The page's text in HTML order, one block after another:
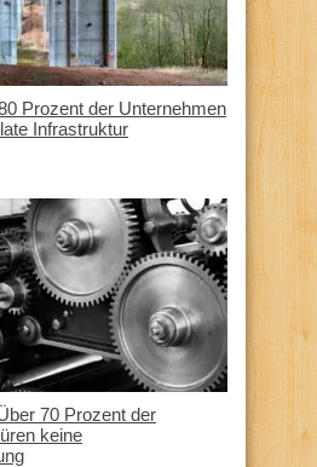
Prozent der Unternehmen
Infrastruktur
70 Prozent der
keine